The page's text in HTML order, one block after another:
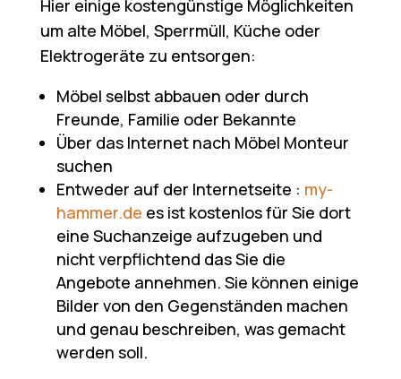
Hier einige kostengünstige Möglichkeiten
um alte Möbel, Sperrmüll, Küche oder
Elektrogeräte zu entsorgen:
Möbel selbst abbauen oder durch
Freunde, Familie oder Bekannte
Über das Internet nach Möbel Monteur
suchen
Entweder auf der Internetseite : my-
hammer.de es ist kostenlos für Sie dort
eine Suchanzeige aufzugeben und
nicht verpflichtend das Sie die
Angebote annehmen. Sie können einige
Bilder von den Gegenständen machen
und genau beschreiben, was gemacht
werden soll.